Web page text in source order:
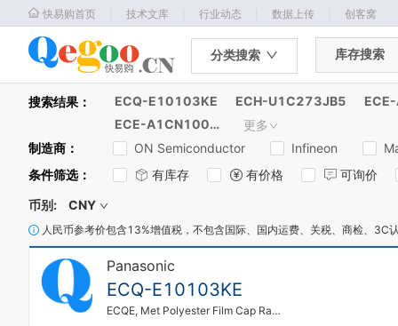
快易购首页 技术文库 行业动态 数据上传 创客窝
分类搜索 库存搜索
搜索结果： ECQ-E10103KE ECH-U1C273JB5
ECE-A1CN100UB
更多
制造商 ： ON Semiconductor Infineon
条件筛选： 有库存 有价格
可询价
币别:
CNY
人民币参考价包含13%增值税，不包含国际、国内运费、关税、商检、3C
Panasonic
ECQ-E10103KE
ECQE, Met Polyester Film Cap Radial Lead